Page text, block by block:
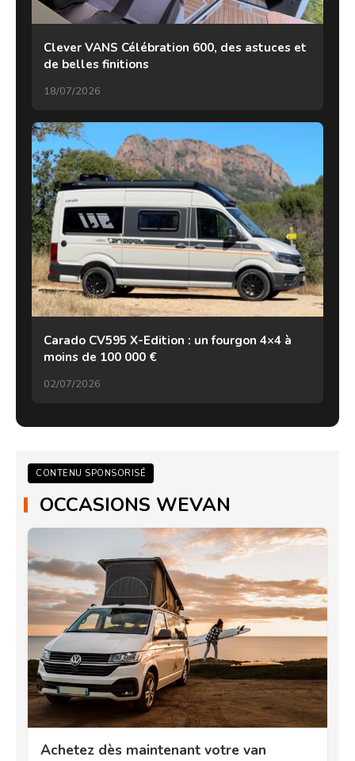
Clever VANS Célébration 600, des astuces et
de belles finitions
18/07/2026
Carado CV595 X-Edition : un fourgon 4×4 à
moins de 100 000 €
02/07/2026
CONTENU SPONSORISÉ
OCCASIONS WEVAN
Achetez dès maintenant votre van